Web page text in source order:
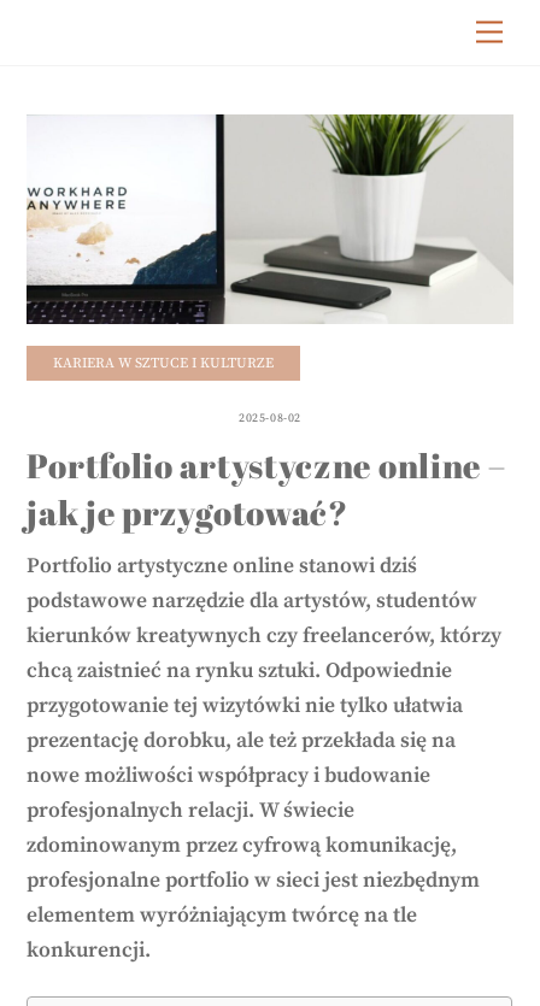
2025-08-02
Portfolio artystyczne online –
jak je przygotować?
KARIERA W SZTUCE I KULTURZE
Portfolio artystyczne online stanowi dziś
podstawowe narzędzie dla artystów, studentów
kierunków kreatywnych czy freelancerów, którzy
chcą zaistnieć na rynku sztuki. Odpowiednie
przygotowanie tej wizytówki nie tylko ułatwia
prezentację dorobku, ale też przekłada się na
nowe możliwości współpracy i budowanie
profesjonalnych relacji. W świecie
zdominowanym przez cyfrową komunikację,
profesjonalne portfolio w sieci jest niezbędnym
elementem wyróżniającym twórcę na tle
konkurencji.